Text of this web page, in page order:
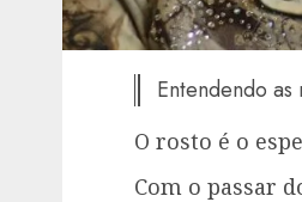
Entendendo as
O rosto é o
Com o passar